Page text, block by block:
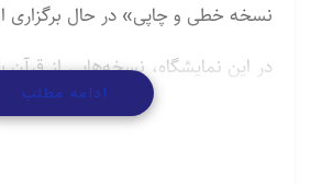
نسخه خطی و چاپی» در حال
در این نمایشگاه، نسخه‌هایی از
قرن به نمایش گذاشته شده و
مراکشی‌ها در کتابت مصحف، تکریم
ادامه مطلب